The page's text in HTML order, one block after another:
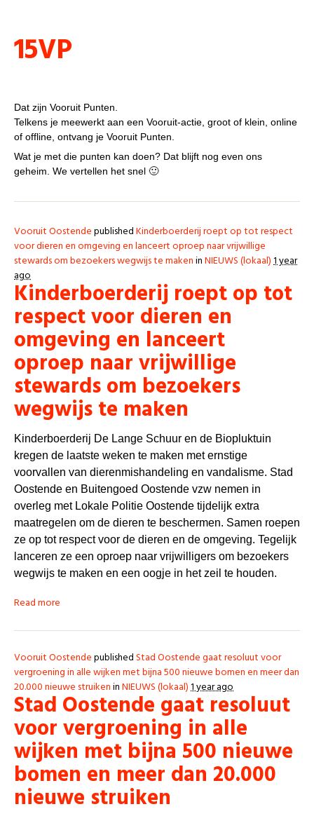
15VP
Dat zijn Vooruit Punten.
Telkens je meewerkt aan een Vooruit-actie, groot of klein, online
of offline, ontvang je Vooruit Punten.
Wat je met die punten kan doen? Dat blijft nog even ons
geheim. We vertellen het snel 🙂
Vooruit OostendepublishedKinderboerderij roept op tot respect
voor dieren en omgeving en lanceert oproep naar vrijwillige
stewards om bezoekers wegwijs te makeninNIEUWS (lokaal)1 year
ago
Kinderboerderij roept op tot
respect voor dieren en
omgeving en lanceert
oproep naar vrijwillige
stewards om bezoekers
wegwijs te maken
Kinderboerderij De Lange Schuur en de Biopluktuin
kregen de laatste weken te maken met ernstige
voorvallen van dierenmishandeling en vandalisme. Stad
Oostende en Buitengoed Oostende vzw nemen in
overleg met Lokale Politie Oostende tijdelijk extra
maatregelen om de dieren te beschermen. Samen roepen
ze op tot respect voor de dieren en de omgeving. Tegelijk
lanceren ze een oproep naar vrijwilligers om bezoekers
wegwijs te maken en een oogje in het zeil te houden.
Read more
Vooruit OostendepublishedStad Oostende gaat resoluut voor
vergroening in alle wijken met bijna 500 nieuwe bomen en meer dan
20.000 nieuwe struikeninNIEUWS (lokaal)1 year ago
Stad Oostende gaat resoluut
voor vergroening in alle
wijken met bijna 500 nieuwe
bomen en meer dan 20.000
nieuwe struiken